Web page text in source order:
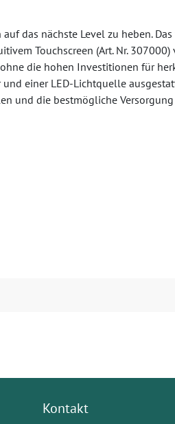
das nächste Level zu heben. Das
Touchscreen (Art. Nr. 307000)
die hohen Investitionen für
einer LED-Lichtquelle
und die bestmögliche
Kontakt